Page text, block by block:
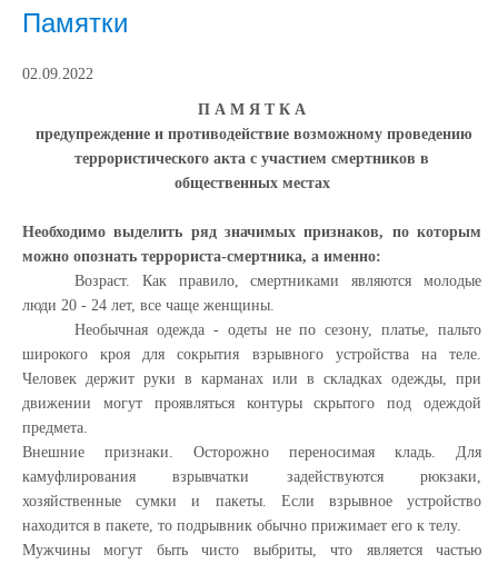
Памятки
02.09.2022
П А М Я Т К А
предупреждение и противодействие возможному проведению
террористического акта с участием смертников в
общественных местах
Необходимо выделить ряд значимых признаков, по которым
можно опознать террориста-смертника, а именно:
Возраст. Как правило, смертниками являются молодые
люди 20 - 24 лет, все чаще женщины.
Необычная одежда - одеты не по сезону, платье, пальто
широкого кроя для сокрытия взрывного устройства на теле.
Человек держит руки в карманах или в складках одежды, при
движении могут проявляться контуры скрытого под одеждой
предмета.
Внешние признаки. Осторожно переносимая кладь. Для
камуфлирования взрывчатки задействуются рюкзаки,
хозяйственные сумки и пакеты. Если взрывное устройство
находится в пакете, то подрывник обычно прижимает его к телу.
Мужчины могут быть чисто выбриты, что является частью